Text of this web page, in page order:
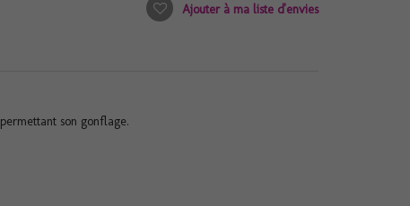
Ajouter à ma liste d'envies
son gonflage.